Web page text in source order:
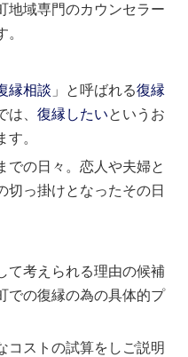
地域専門のカウンセラー
縁相談 」と呼ばれる復縁
は、復縁したいというお
。
での日々。恋人や夫婦と
切っ掛けとなったその日
て考えられる理由の候補
での復縁の為の具体的プ
コストの試算をしご説明